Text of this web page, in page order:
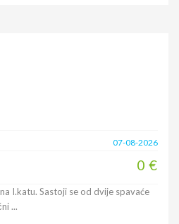
07-08-2026
0 €
I.katu. Sastoji se od dvije spavaće
...